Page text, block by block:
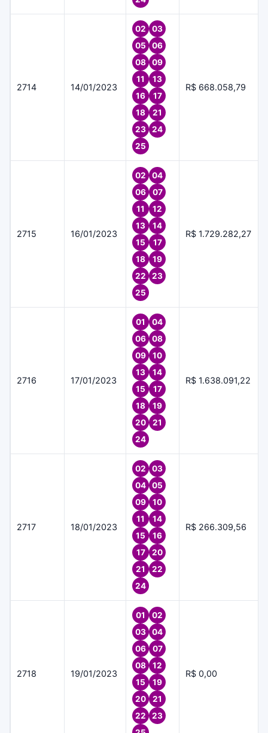
2714 14/01/2023
02
03
05
06
08
09
11
13
16
17
18
21
23
24
25
R$ 668.058,79
2715 16/01/2023
02
04
06
07
11
12
13
14
15
17
18
19
22
23
25
R$ 1.729.282,27
2716 17/01/2023
01
04
06
08
09
10
13
14
15
17
18
19
20
21
24
R$ 1.638.091,22
2717 18/01/2023
02
03
04
05
09
10
11
14
15
16
17
20
21
22
24
R$ 266.309,56
2718 19/01/2023
01
02
03
04
06
07
08
12
15
19
20
21
22
23
R$ 0,00